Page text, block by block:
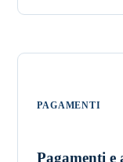
PAGAMENTI
Pagamenti e